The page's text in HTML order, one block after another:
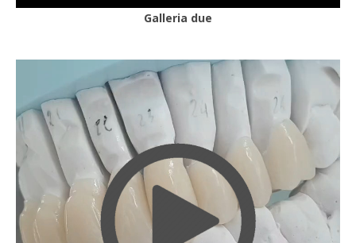
Galleria due